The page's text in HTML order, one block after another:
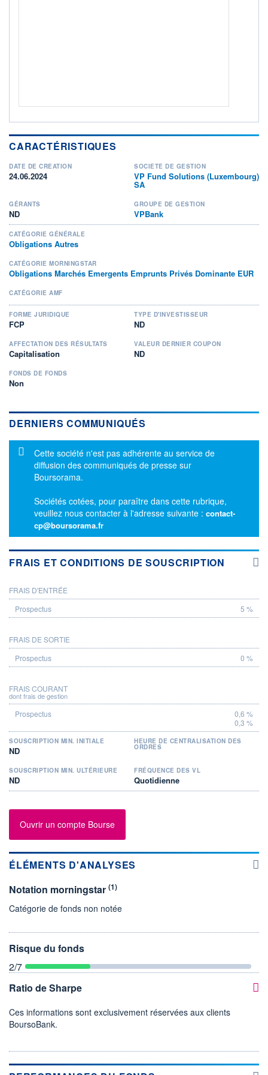
+ PORTEFEUILLE + LISTE
CARACTÉRISTIQUES
DATE DE CRÉATION
24.06.2024
SOCIÉTÉ DE GESTION
VP Fund Solutions (Luxembourg)
SA
GÉRANTS
ND
GROUPE DE GESTION
VPBank
CATÉGORIE GÉNÉRALE
Obligations Autres
CATÉGORIE MORNINGSTAR
Obligations Marchés Emergents Emprunts Privés Dominante EUR
CATÉGORIE AMF
FORME JURIDIQUE
FCP
TYPE D'INVESTISSEUR
ND
AFFECTATION DES RÉSULTATS
Capitalisation
VALEUR DERNIER COUPON
ND
FONDS DE FONDS
Non
DERNIERS COMMUNIQUÉS
Message d'information
Cette société n'est pas adhérente au service de
diffusion des communiqués de presse sur
Boursorama.
Sociétés cotées, pour paraître dans cette rubrique,
veuillez nous contacter à l'adresse suivante : contact-
cp@boursorama.fr
FRAIS ET CONDITIONS DE SOUSCRIPTION
PROSPECTUS
FRAIS D'ENTRÉE
5 %
FRAIS DE SORTIE
0 %
FRAIS COURANT
dont frais de gestion
0,6 %
0,3 %
SOUSCRIPTION MIN. INITIALE
ND
HEURE DE CENTRALISATION DES
ORDRES
SOUSCRIPTION MIN. ULTÉRIEURE
ND
FRÉQUENCE DES VL
Quotidienne
Ouvrir un compte Bourse
ÉLÉMENTS D'ANALYSES
Notation morningstar (1)
Catégorie de fonds non notée
Risque du fonds
2/7
Ratio de Sharpe
Ces informations sont exclusivement réservées aux clients
BoursoBank.